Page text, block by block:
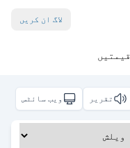
لاگ ان کریں
قیمتیں
تقریر ویب سائٹس